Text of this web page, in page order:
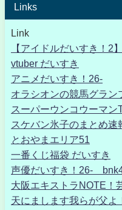
Links
Link
【アイドルだいすき！2
vtuber だいすき
アニメだいすき！26-
オラシオンの競馬グラン
スーパーウンコウーマン
スケバン氷子のまとめ速
とおやまエリア51
一番くじ福袋 だいすき
声優だいすき！26-
大阪エキストラNOTE！
天にまします我らが父よ